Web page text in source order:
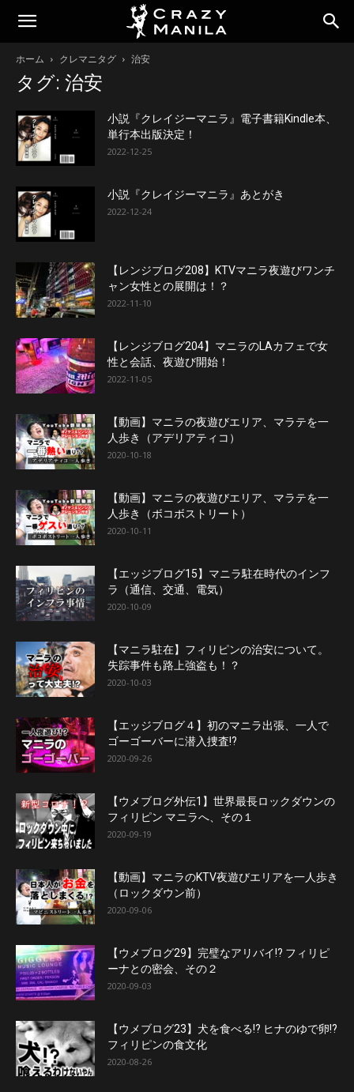
ホーム クレマニタグ 治安
タグ: 治安
小説『クレイジーマニラ』電子書籍Kindle本、
単行本出版決定！
2022-12-25
小説『クレイジーマニラ』あとがき
2022-12-24
【レンジブログ208】KTVマニラ夜遊びワンチ
ャン女性との展開は！？
2022-11-10
【レンジブログ204】マニラのLAカフェで女
性と会話、夜遊び開始！
2022-11-05
【動画】マニラの夜遊びエリア、マラテを一
人歩き（アデリアティコ）
2020-10-18
【動画】マニラの夜遊びエリア、マラテを一
人歩き（ボコボストリート）
2020-10-11
【エッジブログ15】マニラ駐在時代のインフ
ラ（通信、交通、電気）
2020-10-09
【マニラ駐在】フィリピンの治安について。
失踪事件も路上強盗も！？
2020-10-03
【エッジブログ４】初のマニラ出張、一人で
ゴーゴーバーに潜入捜査!?
2020-09-26
【ウメブログ外伝1】世界最長ロックダウンの
フィリピン マニラへ、その１
2020-09-19
【動画】マニラのKTV夜遊びエリアを一人歩き
（ロックダウン前）
2020-09-06
【ウメブログ29】完璧なアリバイ!? フィリピ
ーナとの密会、その２
2020-09-03
【ウメブログ23】犬を食べる!? ヒナのゆで卵!?
フィリピンの食文化
2020-08-26